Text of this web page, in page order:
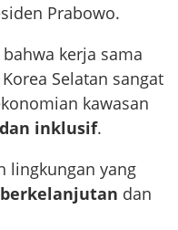
Prabowo.
kerja sama
Selatan sangat
kawasan
inklusif.
lingkungan yang
dan